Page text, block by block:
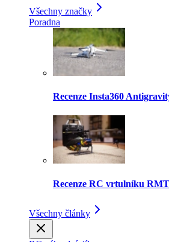
Všechny značky
Poradna
Recenze Insta360
Recenze RC vrtulníku
Všechny články